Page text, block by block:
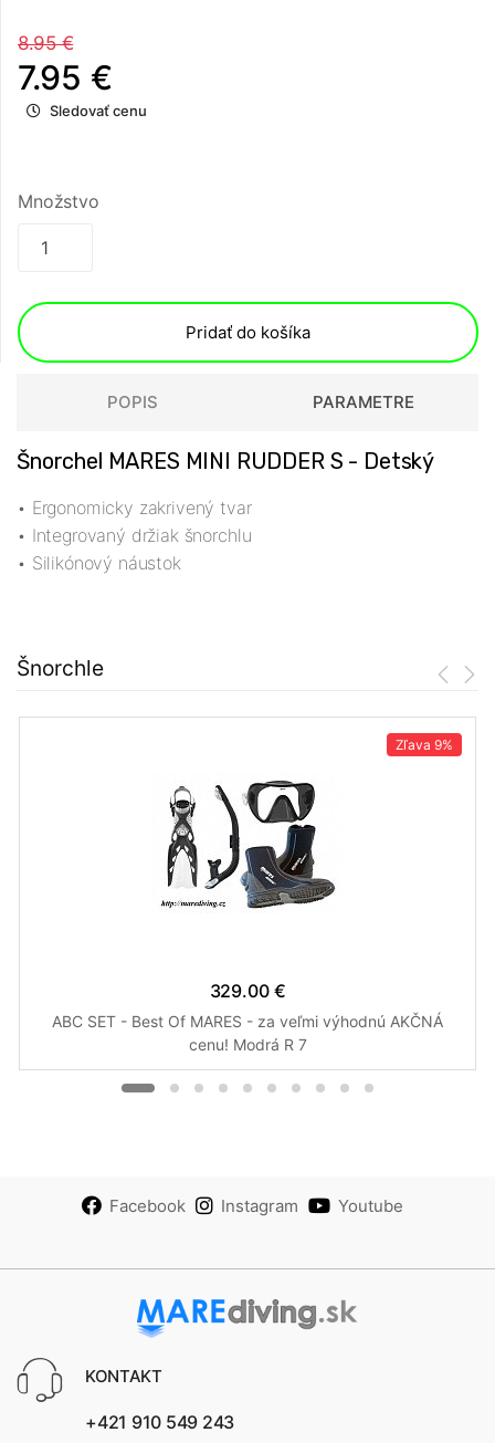
8.95 €
7.95 €
Sledovať cenu
Množstvo
Pridať do košíka
POPIS PARAMETRE
Šnorchel MARES MINI RUDDER S - Detský
• Ergonomicky zakrivený tvar
• Integrovaný držiak šnorchlu
• Silikónový náustok
Šnorchle
Zľava 9%
329.00 €
ABC SET - Best Of MARES - za veľmi výhodnú AKČNÁ
cenu! Modrá R 7
Facebook Instagram Youtube
KONTAKT
+421 910 549 243